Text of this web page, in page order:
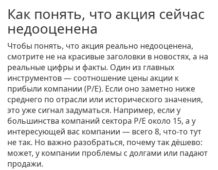
Как понять, что акция сейчас
недооценена
Чтобы понять, что акция реально недооценена,
смотрите не на красивые заголовки в новостях, а на
реальные цифры и факты. Один из главных
инструментов — соотношение цены акции к
прибыли компании (P/E). Если оно заметно ниже
среднего по отрасли или исторического значения,
это уже сигнал задуматься. Например, если у
большинства компаний сектора P/E около 15, а у
интересующей вас компании — всего 8, что-то тут
не так. Но важно разобраться, почему так дёшево:
может, у компании проблемы с долгами или падают
продажи.